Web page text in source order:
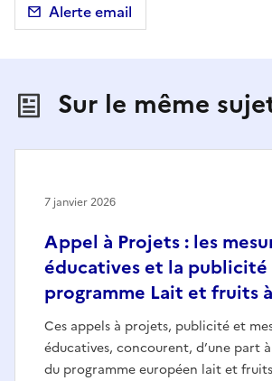
Alerte email
Sur le même
Appel à Projets : les
éducatives et la
programme Lait et fruits
Ces appels à projets, publicité et
éducatives, concourent, d’une part
du programme européen lait et
7 janvier 2026